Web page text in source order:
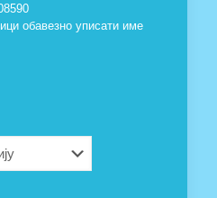
обавезно уписати име